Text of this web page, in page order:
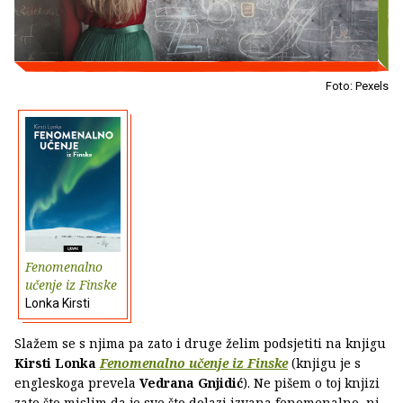
Foto: Pexels
Fenomenalno
učenje iz Finske
Lonka Kirsti
Slažem se s njima pa zato i druge želim podsjetiti na knjigu
Kirsti Lonka Fenomenalno učenje iz Finske(knjigu je s
engleskoga prevela Vedrana Gnjidić). Ne pišem o toj knjizi